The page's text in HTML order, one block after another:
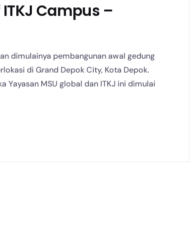
Campus –
dimulainya pembangunan awal gedung
di Grand Depok City, Kota Depok.
Yayasan MSU global dan ITKJ ini dimulai